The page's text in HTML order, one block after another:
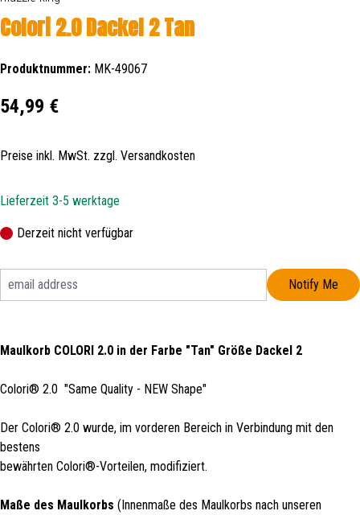
Colori 2.0 Dackel 2 Tan
Produktnummer: MK-49067
Regulärer Preis:
54,99 €
Preise inkl. MwSt. zzgl. Versandkosten
Lieferzeit 3-5 werktage
Derzeit nicht verfügbar
Notify Me
Maulkorb COLORI 2.0 in der Farbe "Tan" Größe Dackel 2
Colori® 2.0 "Same Quality - NEW Shape"
Der Colori® 2.0 wurde, im vorderen Bereich in Verbindung mit den
bestens
bewährten Colori®-Vorteilen, modifiziert.
Maße des Maulkorbs (Innenmaße des Maulkorbs nach unseren